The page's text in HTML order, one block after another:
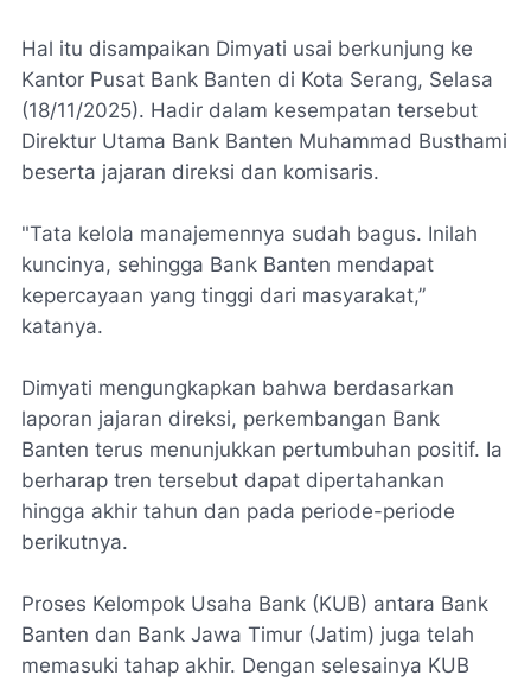
Hal itu disampaikan Dimyati usai berkunjung ke
Kantor Pusat Bank Banten di Kota Serang, Selasa
(18/11/2025). Hadir dalam kesempatan tersebut
Direktur Utama Bank Banten Muhammad Busthami
beserta jajaran direksi dan komisaris.
"Tata kelola manajemennya sudah bagus. Inilah
kuncinya, sehingga Bank Banten mendapat
kepercayaan yang tinggi dari masyarakat,”
katanya.
Dimyati mengungkapkan bahwa berdasarkan
laporan jajaran direksi, perkembangan Bank
Banten terus menunjukkan pertumbuhan positif. Ia
berharap tren tersebut dapat dipertahankan
hingga akhir tahun dan pada periode-periode
berikutnya.
Proses Kelompok Usaha Bank (KUB) antara Bank
Banten dan Bank Jawa Timur (Jatim) juga telah
memasuki tahap akhir. Dengan selesainya KUB